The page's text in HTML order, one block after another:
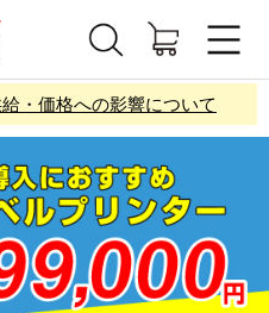
・価格への影響について